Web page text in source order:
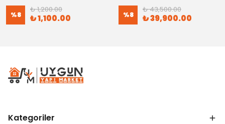
%8
₺ 1,200.00
₺ 1,100.00 %8
₺ 43,500.00
₺ 39,900.00
Kategoriler